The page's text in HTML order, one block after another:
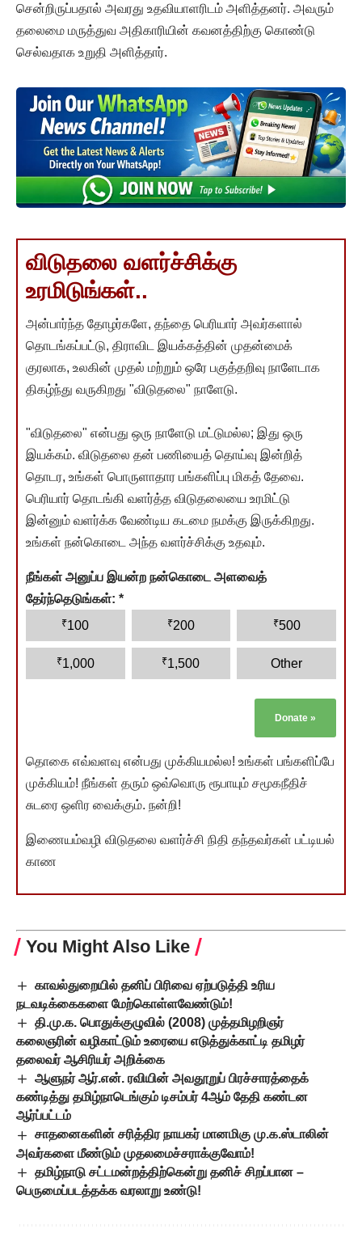
சென்றிருப்பதால் அவரது உதவியாளரிடம் அளித்தனர். அவரும்
தலைமை மருத்துவ அதிகாரியின் கவனத்திற்கு கொண்டு
செல்வதாக உறுதி அளித்தார்.
விடுதலை வளர்ச்சிக்கு
உரமிடுங்கள்..
அன்பார்ந்த தோழர்களே, தந்தை பெரியார் அவர்களால்
தொடங்கப்பட்டு, திராவிட இயக்கத்தின் முதன்மைக்
குரலாக, உலகின் முதல் மற்றும் ஒரே பகுத்தறிவு நாளேடாக
திகழ்ந்து வருகிறது "விடுதலை" நாளேடு.
"விடுதலை" என்பது ஒரு நாளேடு மட்டுமல்ல; இது ஒரு
இயக்கம். விடுதலை தன் பணியைத் தொய்வு இன்றித்
தொடர, உங்கள் பொருளாதார பங்களிப்பு மிகத் தேவை.
பெரியார் தொடங்கி வளர்த்த விடுதலையை உரமிட்டு
இன்னும் வளர்க்க வேண்டிய கடமை நமக்கு இருக்கிறது.
உங்கள் நன்கொடை அந்த வளர்ச்சிக்கு உதவும்.
நீங்கள் அனுப்ப இயன்ற நன்கொடை அளவைத்
தேர்ந்தெடுங்கள்: *
₹100 ₹200 ₹500
₹1,000 ₹1,500 Other
Donate »
தொகை எவ்வளவு என்பது முக்கியமல்ல! உங்கள் பங்களிப்பே
முக்கியம்! நீங்கள் தரும் ஒவ்வொரு ரூபாயும் சமூகநீதிச்
சுடரை ஒளிர வைக்கும். நன்றி!
இணையம்வழி விடுதலை வளர்ச்சி நிதி தந்தவர்கள் பட்டியல்
காண
You Might Also Like
காவல்துறையில் தனிப் பிரிவை ஏற்படுத்தி உரிய
நடவடிக்கைகளை மேற்கொள்ளவேண்டும்!
தி.மு.க. பொதுக்குழுவில் (2008) முத்தமிழறிஞர்
கலைஞரின் வழிகாட்டும் உரையை எடுத்துக்காட்டி தமிழர்
தலைவர் ஆசிரியர் அறிக்கை
ஆளுநர் ஆர்.என். ரவியின் அவதூறுப் பிரச்சாரத்தைக்
கண்டித்து தமிழ்நாடெங்கும் டிசம்பர் 4ஆம் தேதி கண்டன
ஆர்ப்பட்டம்
சாதனைகளின் சரித்திர நாயகர் மானமிகு மு.க.ஸ்டாலின்
அவர்களை மீண்டும் முதலமைச்சராக்குவோம்!
தமிழ்நாடு சட்டமன்றத்திற்கென்று தனிச் சிறப்பான –
பெருமைப்படத்தக்க வரலாறு உண்டு!